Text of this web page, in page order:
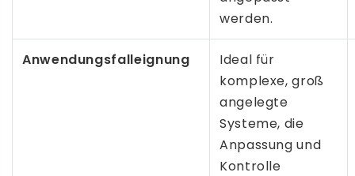
werden.
Anwendungsfalleignung
Ideal für
komplexe, groß
angelegte
Systeme, die
Anpassung und
Kontrolle